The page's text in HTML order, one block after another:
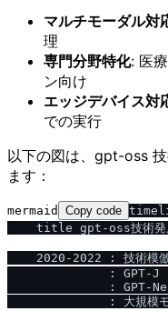
マルチモーダル対
理
専門分野特化: 医
ン向け
エッジデバイス対
での実行
以下の図は、gpt-oss
ます：
mermaid Copy code
title gpt-oss技術発
2020-2022 : 技術模
: GPT-J
: GPT-
: 大規模モ